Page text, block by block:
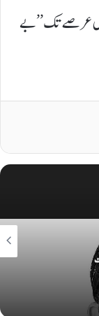
عرصے تک’’بے